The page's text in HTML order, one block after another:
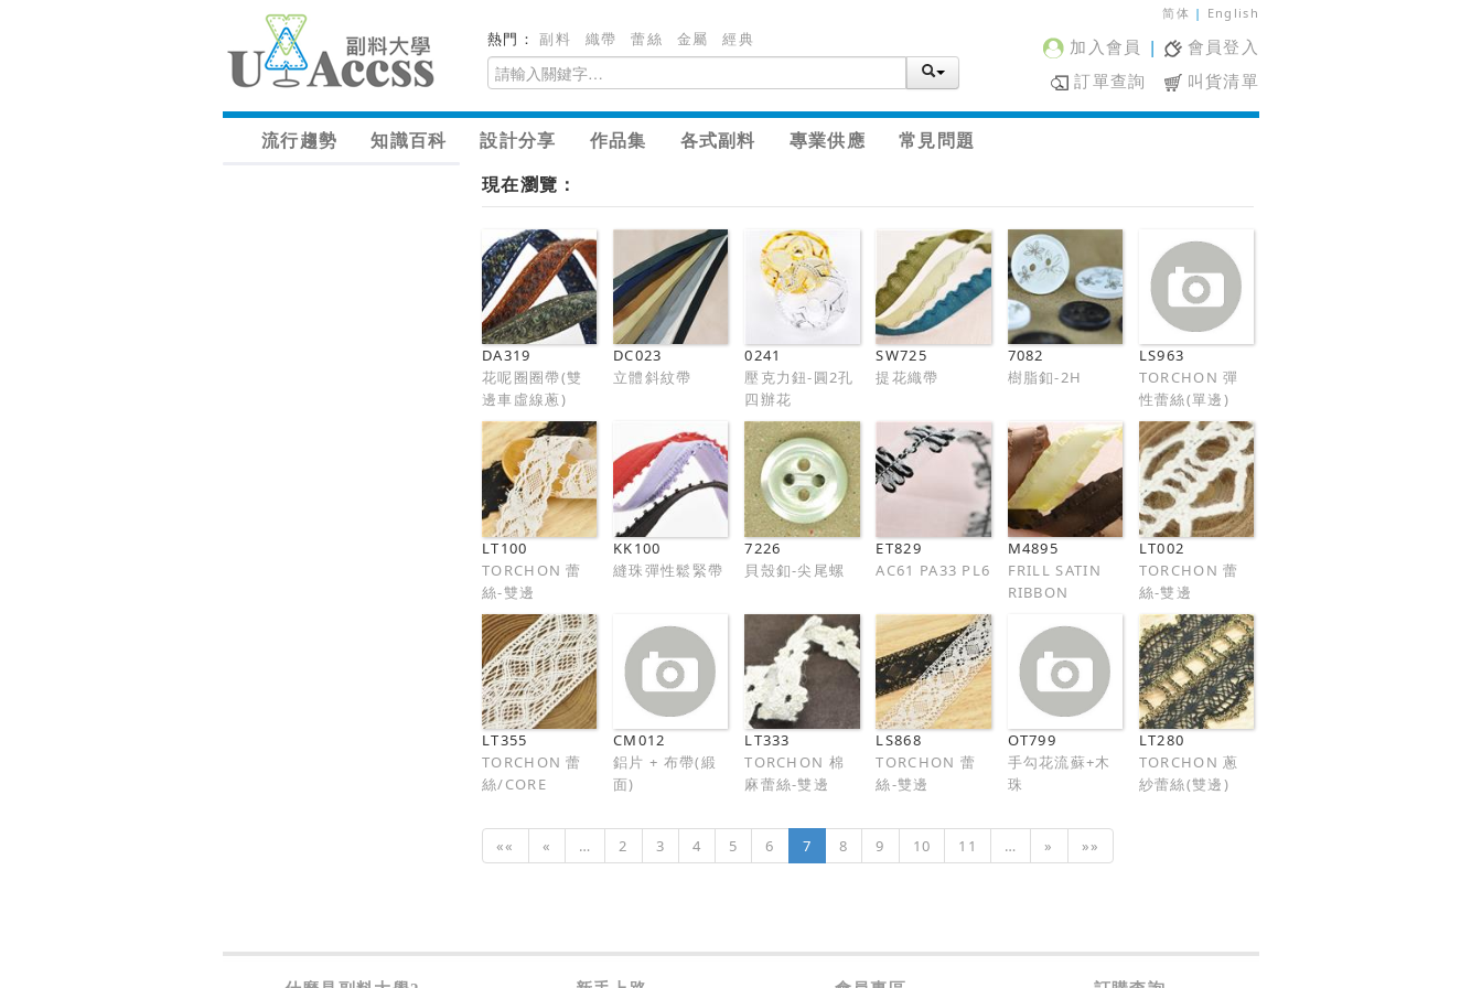
熱門：副料 織帶 蕾絲 金屬 經典
简体 | English
加入會員 |
會員登入
訂單查詢
叫貨清單
流行趨勢 知識百科 設計分享 作品集 各式副料 專業供應
常見問題
現在瀏覽：
DA319
花呢圈圈帶(雙
邊車虛線蔥)
DC023
立體斜紋帶
0241
壓克力鈕-圓2孔
四辦花
SW725
提花織帶
7082
樹脂釦-2H
LS963
TORCHON 彈
性蕾絲(單邊)
LT100
TORCHON 蕾
絲-雙邊
KK100
縫珠彈性鬆緊帶
7226
貝殼釦-尖尾螺
ET829
AC61 PA33 PL6
M4895
FRILL SATIN
RIBBON
LT002
TORCHON 蕾
絲-雙邊
LT355
TORCHON 蕾
絲/CORE
CM012
鋁片 + 布帶(緞
面)
LT333
TORCHON 棉
麻蕾絲-雙邊
LS868
TORCHON 蕾
絲-雙邊
OT799
手勾花流蘇+木
珠
LT280
TORCHON 蔥
紗蕾絲(雙邊)
«« « … 2 3 4 5 6 7 8 9 10 11 … » »»